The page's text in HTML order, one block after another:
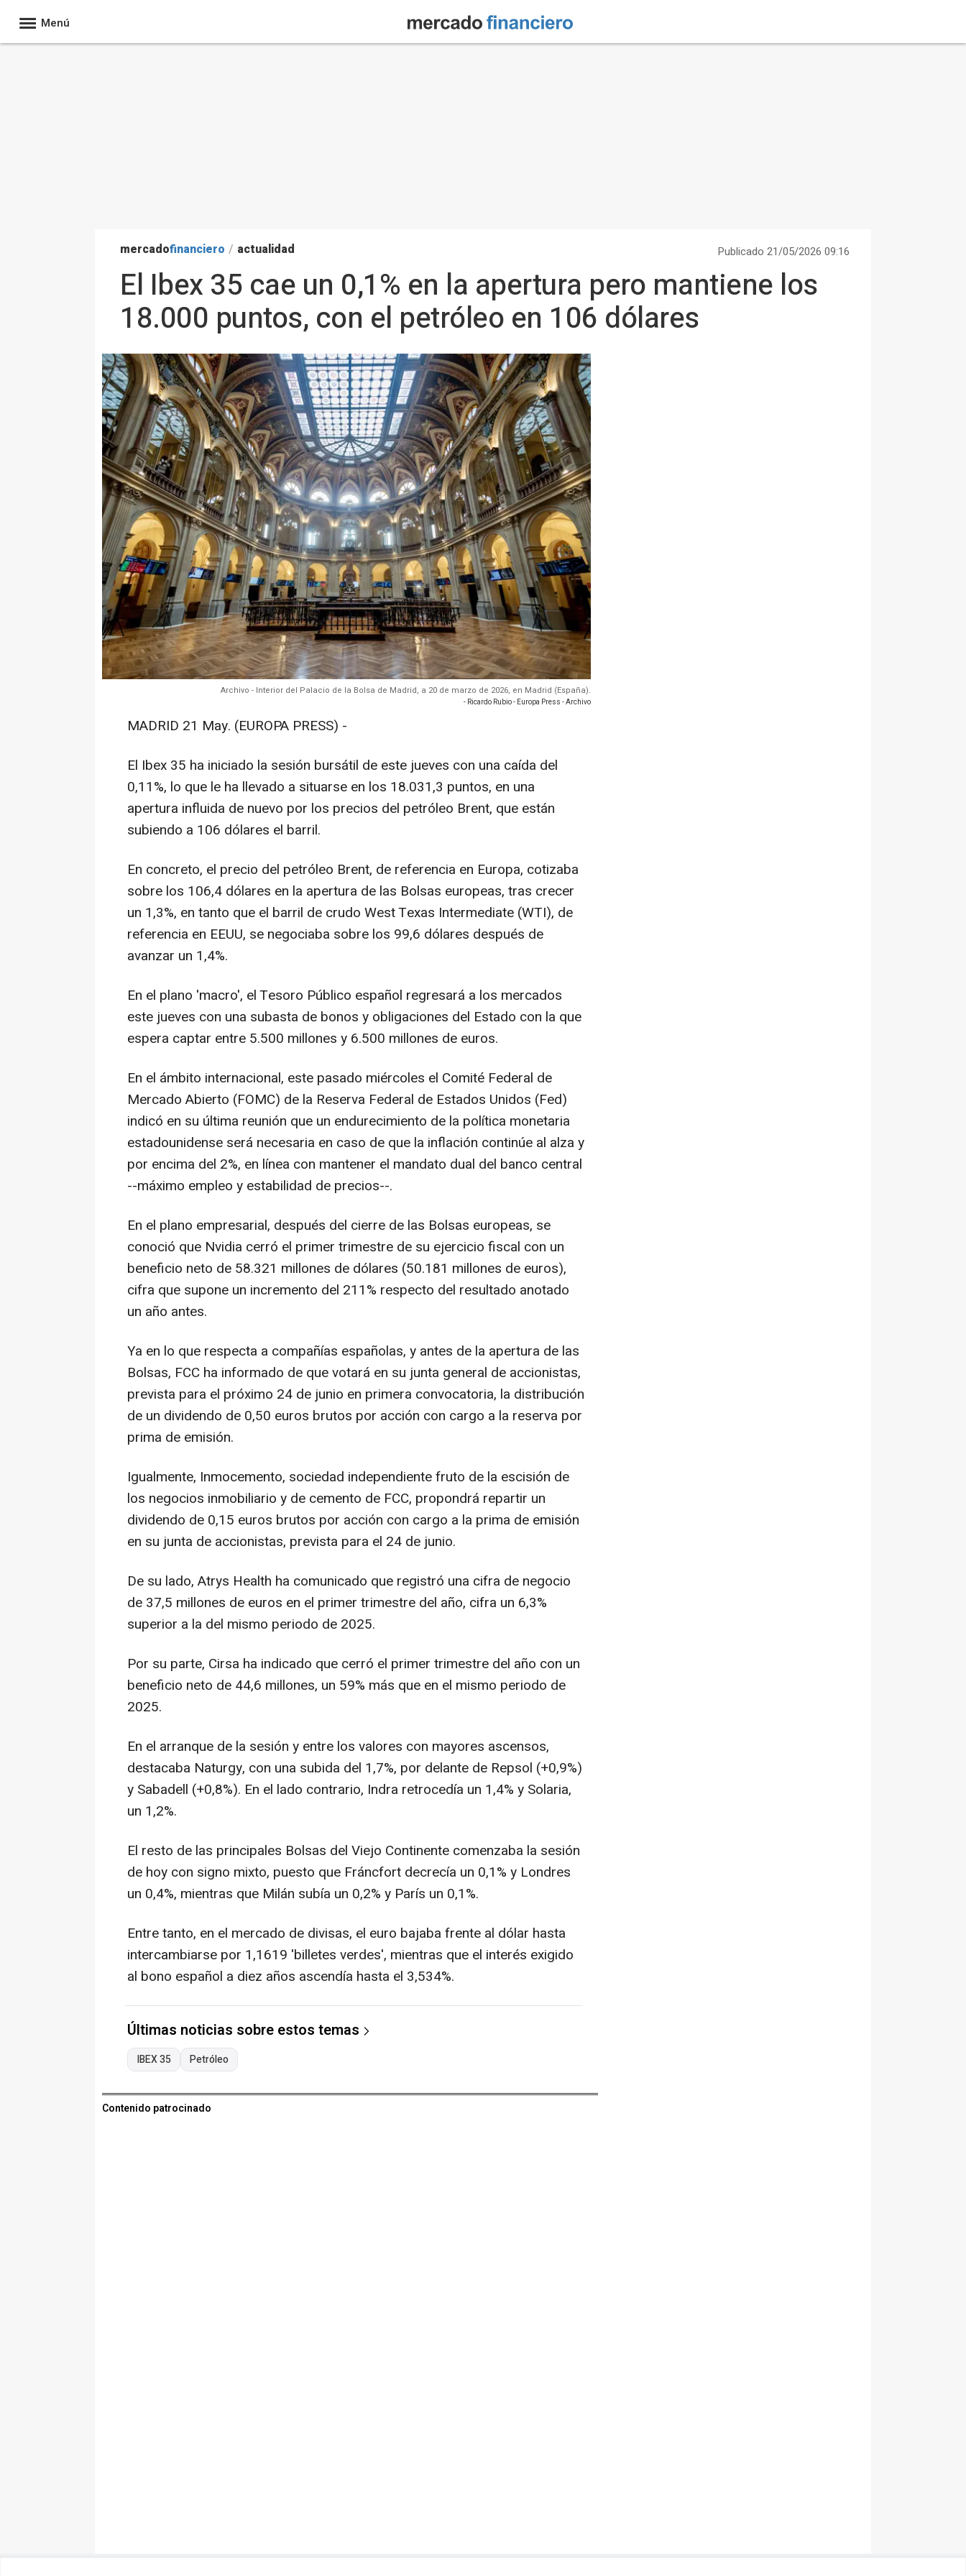
Menú
mercadofinanciero / actualidad Publicado 21/05/2026 09:16
El Ibex 35 cae un 0,1% en la apertura pero mantiene los
18.000 puntos, con el petróleo en 106 dólares
Archivo - Interior del Palacio de la Bolsa de Madrid, a 20 de marzo de 2026, en Madrid (España).
- Ricardo Rubio - Europa Press - Archivo
MADRID 21 May. (EUROPA PRESS) -
El Ibex 35 ha iniciado la sesión bursátil de este jueves con una caída del
0,11%, lo que le ha llevado a situarse en los 18.031,3 puntos, en una
apertura influida de nuevo por los precios del petróleo Brent, que están
subiendo a 106 dólares el barril.
En concreto, el precio del petróleo Brent, de referencia en Europa, cotizaba
sobre los 106,4 dólares en la apertura de las Bolsas europeas, tras crecer
un 1,3%, en tanto que el barril de crudo West Texas Intermediate (WTI), de
referencia en EEUU, se negociaba sobre los 99,6 dólares después de
avanzar un 1,4%.
En el plano 'macro', el Tesoro Público español regresará a los mercados
este jueves con una subasta de bonos y obligaciones del Estado con la que
espera captar entre 5.500 millones y 6.500 millones de euros.
En el ámbito internacional, este pasado miércoles el Comité Federal de
Mercado Abierto (FOMC) de la Reserva Federal de Estados Unidos (Fed)
indicó en su última reunión que un endurecimiento de la política monetaria
estadounidense será necesaria en caso de que la inflación continúe al alza y
por encima del 2%, en línea con mantener el mandato dual del banco central
--máximo empleo y estabilidad de precios--.
En el plano empresarial, después del cierre de las Bolsas europeas, se
conoció que Nvidia cerró el primer trimestre de su ejercicio fiscal con un
beneficio neto de 58.321 millones de dólares (50.181 millones de euros),
cifra que supone un incremento del 211% respecto del resultado anotado
un año antes.
Ya en lo que respecta a compañías españolas, y antes de la apertura de las
Bolsas, FCC ha informado de que votará en su junta general de accionistas,
prevista para el próximo 24 de junio en primera convocatoria, la distribución
de un dividendo de 0,50 euros brutos por acción con cargo a la reserva por
prima de emisión.
Igualmente, Inmocemento, sociedad independiente fruto de la escisión de
los negocios inmobiliario y de cemento de FCC, propondrá repartir un
dividendo de 0,15 euros brutos por acción con cargo a la prima de emisión
en su junta de accionistas, prevista para el 24 de junio.
De su lado, Atrys Health ha comunicado que registró una cifra de negocio
de 37,5 millones de euros en el primer trimestre del año, cifra un 6,3%
superior a la del mismo periodo de 2025.
Por su parte, Cirsa ha indicado que cerró el primer trimestre del año con un
beneficio neto de 44,6 millones, un 59% más que en el mismo periodo de
2025.
En el arranque de la sesión y entre los valores con mayores ascensos,
destacaba Naturgy, con una subida del 1,7%, por delante de Repsol (+0,9%)
y Sabadell (+0,8%). En el lado contrario, Indra retrocedía un 1,4% y Solaria,
un 1,2%.
El resto de las principales Bolsas del Viejo Continente comenzaba la sesión
de hoy con signo mixto, puesto que Fráncfort decrecía un 0,1% y Londres
un 0,4%, mientras que Milán subía un 0,2% y París un 0,1%.
Entre tanto, en el mercado de divisas, el euro bajaba frente al dólar hasta
intercambiarse por 1,1619 'billetes verdes', mientras que el interés exigido
al bono español a diez años ascendía hasta el 3,534%.
Últimas noticias sobre estos temas
IBEX 35 Petróleo
Contenido patrocinado